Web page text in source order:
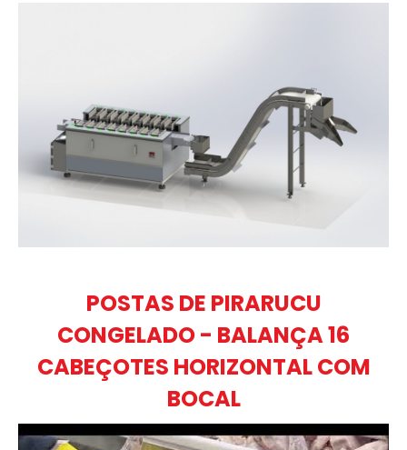
POSTAS DE PIRARUCU
CONGELADO - BALANÇA 16
CABEÇOTES HORIZONTAL COM
BOCAL